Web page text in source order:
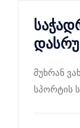
მუხრან
სპორტის